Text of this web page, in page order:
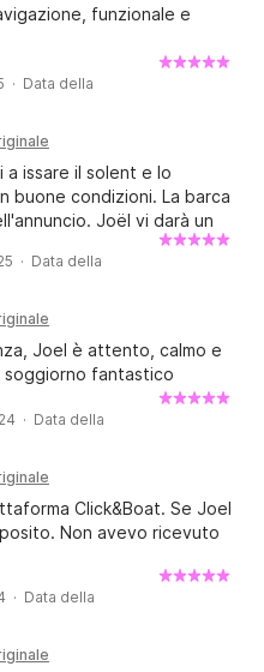
scopri il porto di Lorient
l'isola di GROIX è a due
autorizzati in
in cui vivere perché è
e di notte!!
o HOEDIC, oppure a
avete la scelta a
Le isole di
di SEIN, MOLENE,
gratuito di una notte a
trascurabile l'alta
in TEAK e
antivento e discreto
a 6 persone attorno
funzionale e
· Data della
a issare il solent e lo
buone condizioni. La barca
Joël vi darà un
dal pontone avviene
facilita l'ingresso rapido
· Data della
Joel è attento, calmo e
soggiorno fantastico
· Data della
Click&Boat. Se Joel
Non avevo ricevuto
· Data della